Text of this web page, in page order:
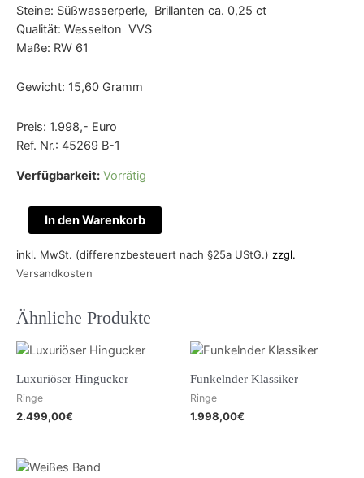
Steine: Süßwasserperle, Brillanten ca. 0,25 ct
Qualität: Wesselton VVS
Maße: RW 61
Gewicht: 15,60 Gramm
Preis: 1.998,- Euro
Ref. Nr.: 45269 B-1
Verfügbarkeit: Vorrätig
In den Warenkorb
inkl. MwSt. (differenzbesteuert nach §25a UStG.) zzgl.
Versandkosten
Ähnliche Produkte
Luxuriöser Hingucker
Ringe
2.499,00€
Funkelnder Klassiker
Ringe
1.998,00€